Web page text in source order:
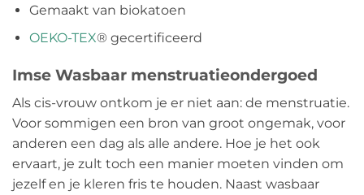
Gemaakt van biokatoen
OEKO-TEX® gecertificeerd
Imse Wasbaar menstruatieondergoed
Als cis-vrouw ontkom je er niet aan: de menstruatie.
Voor sommigen een bron van groot ongemak, voor
anderen een dag als alle andere. Hoe je het ook
ervaart, je zult toch een manier moeten vinden om
jezelf en je kleren fris te houden. Naast wasbaar